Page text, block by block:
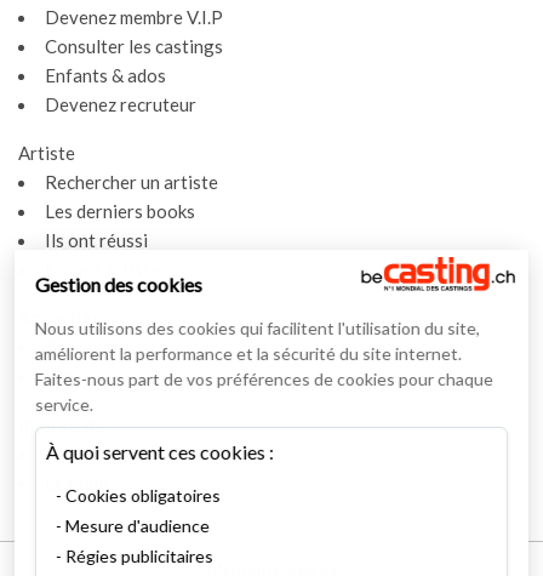
Devenez membre V.I.P
Consulter les castings
Enfants & ados
Devenez recruteur
Artiste
Rechercher un artiste
Les derniers books
Ils ont réussi
Actualités
Actualités
Vidéos
Interviews
Nos interviews
Mentions légales
Gestion des cookies
Nous utilisons des cookies qui facilitent l'utilisation du site,
améliorent la performance et la sécurité du site internet.
Faites-nous part de vos préférences de cookies pour chaque
service.
À quoi servent ces cookies :
Cookies obligatoires
Mesure d'audience
Régies publicitaires